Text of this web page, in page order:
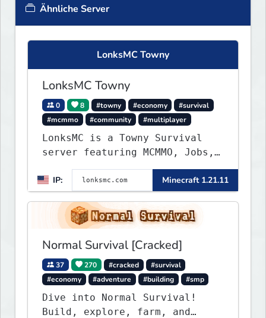
Ähnliche Server
LonksMC Towny
LonksMC Towny
0 8 #towny #economy
#survival
#mcmmo
#community #multiplayer
LonksMC is a Towny Survival
server featuring MCMMO, Jobs,
weekly events. We focus on a
friendly community, balanced
economy, and long-term
survival gameplay.
IP: Minecraft 1.21.11
Normal Survival [Cracked]
37 270 #cracked
#survival
#economy
#adventure #building #smp
Dive into Normal Survival!
Build, explore, farm, and